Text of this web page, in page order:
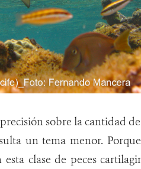
sobre la cantidad
un tema menor.
clase de peces